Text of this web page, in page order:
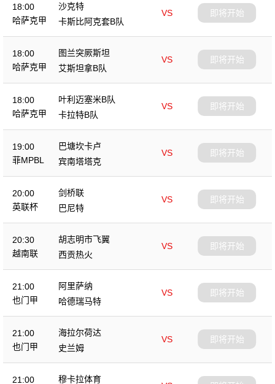
18:00
哈萨克甲
沙克特
VS
卡斯比阿克套B队
即将开始
18:00
哈萨克甲
图兰突厥斯坦
VS
艾斯坦拿B队
即将开始
18:00
哈萨克甲
叶利迈塞米B队
VS
卡拉特B队
即将开始
19:00
菲MPBL
巴塘坎卡卢
VS
宾南塔塔克
即将开始
20:00
英联杯
剑桥联
VS
巴尼特
即将开始
20:30
越南联
胡志明市飞翼
VS
西贡热火
即将开始
21:00
也门甲
阿里萨纳
VS
哈德瑞马特
即将开始
21:00
也门甲
海拉尔荷达
VS
史兰姆
即将开始
21:00 穆卡拉体育